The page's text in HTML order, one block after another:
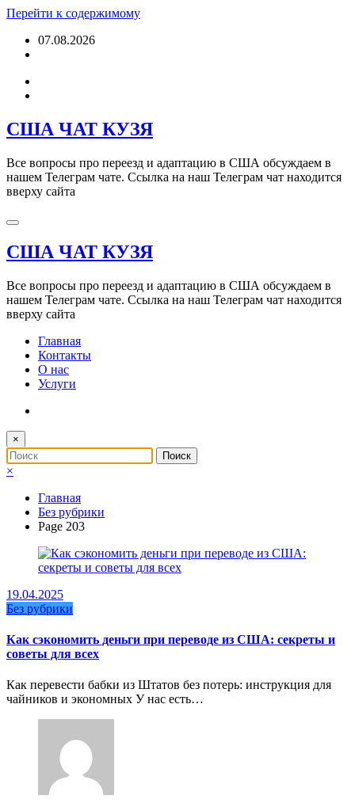
Перейти к содержимому
07.08.2026
США ЧАТ КУЗЯ
Все вопросы про переезд и адаптацию в США обсуждаем в
нашем Телеграм чате. Ссылка на наш Телеграм чат находится
вверху сайта
США ЧАТ КУЗЯ
Все вопросы про переезд и адаптацию в США обсуждаем в
нашем Телеграм чате. Ссылка на наш Телеграм чат находится
вверху сайта
Главная
Контакты
О нас
Услуги
×
×
Главная
Без рубрики
Page 203
19.04.2025
Без рубрики
Как сэкономить деньги при переводе из США: секреты и
советы для всех
Как перевести бабки из Штатов без потерь: инструкция для
чайников и экономных У нас есть…